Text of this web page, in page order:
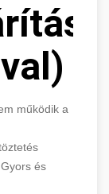
működik a
és